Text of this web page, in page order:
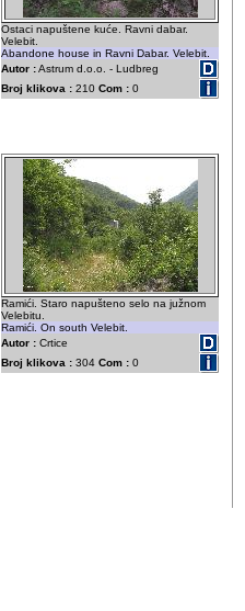
Ostaci napuštene kuće. Ravni dabar.
Velebit.
Abandone house in Ravni Dabar. Velebit.
Autor :Astrum d.o.o. - Ludbreg
Broj klikova : 210 Com : 0
Ramići. Staro napušteno selo na južnom
Velebitu.
Ramići. On south Velebit.
Autor : Crtice
Broj klikova : 304 Com : 0